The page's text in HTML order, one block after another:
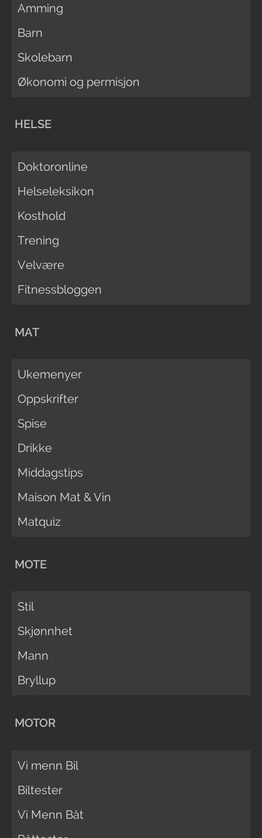
Amming
Barn
Skolebarn
Økonomi og permisjon
HELSE
Doktoronline
Helseleksikon
Kosthold
Trening
Velvære
Fitnessbloggen
MAT
Ukemenyer
Oppskrifter
Spise
Drikke
Middagstips
Maison Mat & Vin
Matquiz
MOTE
Stil
Skjønnhet
Mann
Bryllup
MOTOR
Vi menn Bil
Biltester
Vi Menn Båt